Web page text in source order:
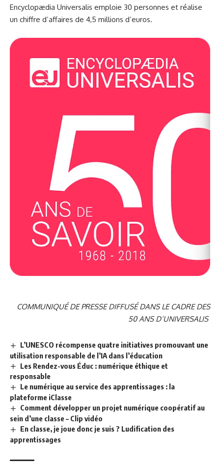
Encyclopædia Universalis emploie 30 personnes et réalise
un chiffre d’affaires de 4,5 millions d’euros.
COMMUNIQUÉ DE PRESSE DIFFUSÉ DANS LE CADRE DES
50 ANS D’UNIVERSALIS
L’UNESCO récompense quatre initiatives promouvant une
utilisation responsable de l’IA dans l’éducation
Les Rendez-vous Éduc : numérique éthique et
responsable
Le numérique au service des apprentissages : la
plateforme iClasse
Comment développer un projet numérique coopératif au
sein d’une classe – Clip vidéo
En classe, je joue donc je suis ? Ludification des
apprentissages